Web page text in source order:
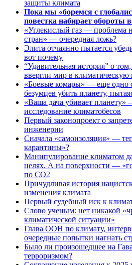
защиты климата
Пока мы «боремся с
повестка набирает обороты
«Углекислый газ — проблема
стран» — очередная ложь?
Элита отчаянно пытается
вот почему
“Удивительная история” о
ввергли мир в климатическую
«Боевые комары» — еще одно
безумцев убить планету,
«Ваша дача убивает планету»
исследование климатобесов
Первый законопроект о
инженерии
Сначала «самоизоляция» —
карантины»?
Манипулирование климатом
целях. А на поверхности —
по CO2
Причудливая история
изменения климата
Первый судебный иск к
Слово ученым: нет никакой
климатической ситуации»
Глава ООН по климату,
очередные попытки нагнать
Было ли произошедшее на
терроризмом?